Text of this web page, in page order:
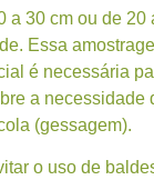
a 30 cm ou de 20
Essa
é necessária
a necessidade
(gessagem).
o uso de